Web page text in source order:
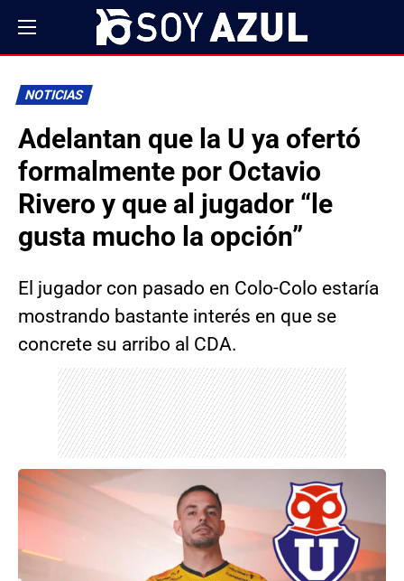
NOTICIAS
Adelantan que la U ya ofertó
formalmente por Octavio
Rivero y que al jugador “le
gusta mucho la opción”
El jugador con pasado en Colo-Colo estaría
mostrando bastante interés en que se
concrete su arribo al CDA.